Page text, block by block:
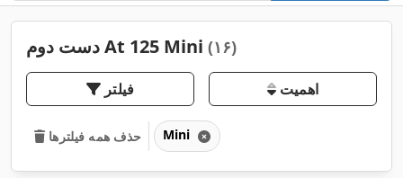
دست دوم At 125 Mini (۱۶)
فیلتر اهمیت
حذف همه فیلترها Mini